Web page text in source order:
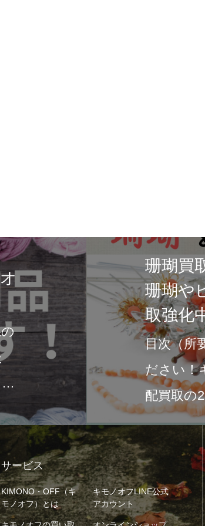
石川県の着物専門店キ
敵な着物を手に入れよ
みなさん、こんにちは！石川
れる文化と伝統が息づいて
も、着物は特に美しさと歴史
本の伝統文化です。…
サービス
KIMONO・OFF（キ
モノオフ）とは
キモノオフLINE公式
アカウント